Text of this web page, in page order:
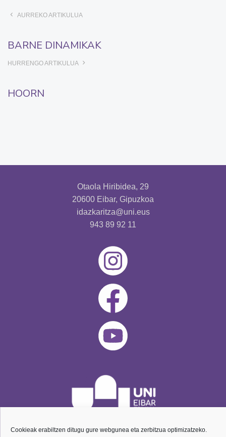
Cookieak erabiltzen ditugu gure webgunea eta zerbitzua optimizatzeko.
AURREKO ARTIKULUA
BARNE DINAMIKAK
HURRENGO ARTIKULUA
HOORN
Otaola Hiribidea, 29
20600 Eibar, Gipuzkoa
idazkaritza@uni.eus
943 89 92 11